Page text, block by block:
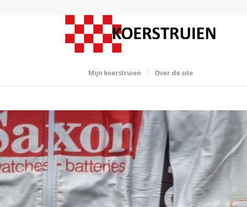
Mijn koerstruien Over de site